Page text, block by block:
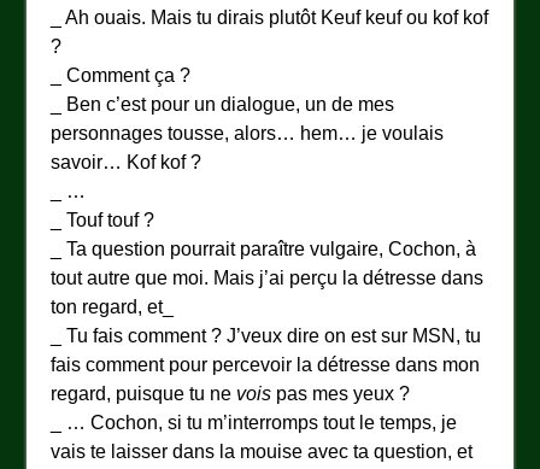
_ Ah ouais. Mais tu dirais plutôt Keuf keuf ou kof kof
?
_ Comment ça ?
_ Ben c’est pour un dialogue, un de mes
personnages tousse, alors… hem… je voulais
savoir… Kof kof ?
_ …
_ Touf touf ?
_ Ta question pourrait paraître vulgaire, Cochon, à
tout autre que moi. Mais j’ai perçu la détresse dans
ton regard, et_
_ Tu fais comment ? J’veux dire on est sur MSN, tu
fais comment pour percevoir la détresse dans mon
regard, puisque tu ne vois pas mes yeux ?
_ … Cochon, si tu m’interromps tout le temps, je
vais te laisser dans la mouise avec ta question, et